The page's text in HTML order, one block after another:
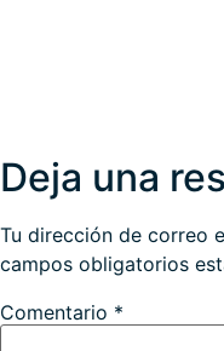
Deja una
Tu dirección de correo
campos obligatorios
Comentario *